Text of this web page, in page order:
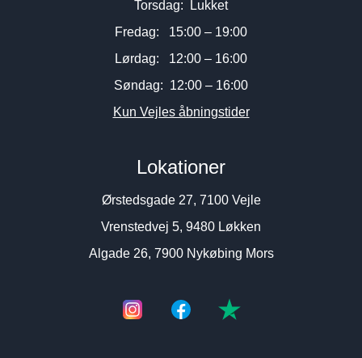
Torsdag: Lukket
Fredag: 15:00 – 19:00
Lørdag: 12:00 – 16:00
Søndag: 12:00 – 16:00
Kun Vejles åbningstider
Lokationer
Ørstedsgade 27, 7100 Vejle
Vrenstedvej 5, 9480 Løkken
Algade 26, 7900 Nykøbing Mors